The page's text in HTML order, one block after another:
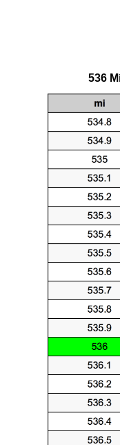
536